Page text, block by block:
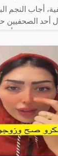
أجاب النجم
أحد الصحفيين